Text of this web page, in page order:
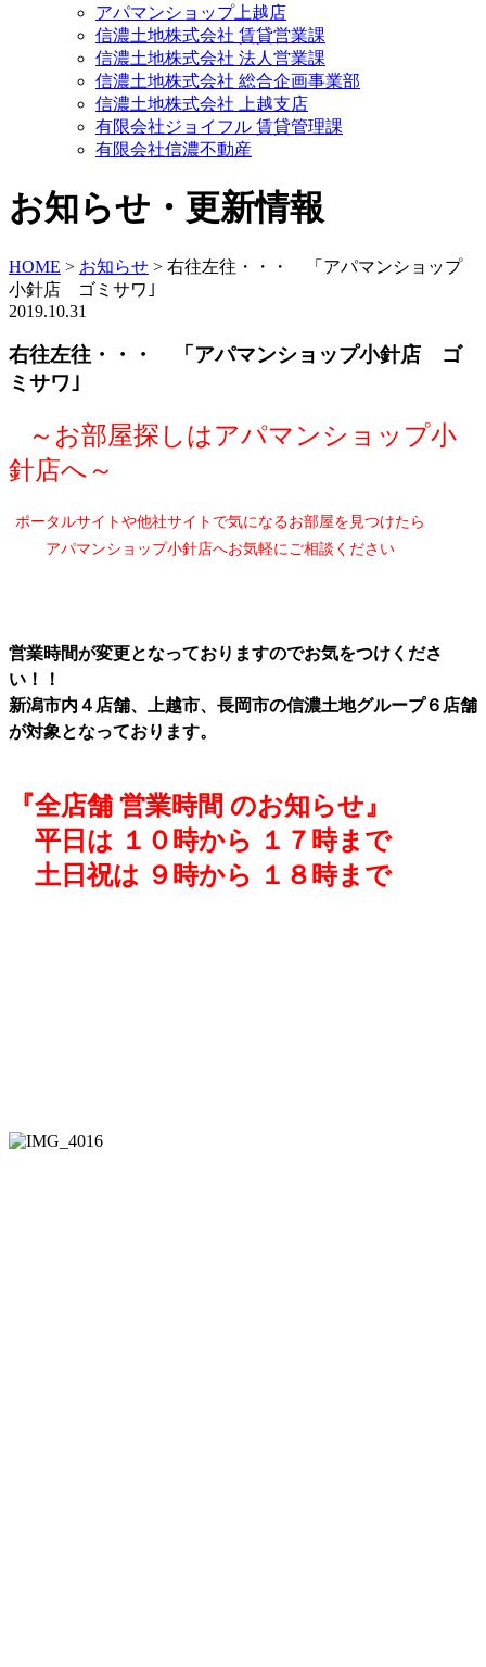
アパマンショップ上越店
信濃土地株式会社 賃貸営業課
信濃土地株式会社 法人営業課
信濃土地株式会社 総合企画事業部
信濃土地株式会社 上越支店
有限会社ジョイフル 賃貸管理課
有限会社信濃不動産
お知らせ・更新情報
HOME > お知らせ > 右往左往・・・ 「アパマンショップ
小針店 ゴミサワ｣
2019.10.31
右往左往・・・ 「アパマンショップ小針店 ゴ
ミサワ｣
～お部屋探しはアパマンショップ小
針店へ～
ポータルサイトや他社サイトで気になるお部屋を見つけたら
アパマンショップ小針店へお気軽にご相談ください
営業時間が変更となっておりますのでお気をつけくださ
い！！
新潟市内４店舗、上越市、長岡市の信濃土地グループ６店舗
が対象となっております。
『全店舗 営業時間 のお知らせ』
平日は １０時から １７時まで
土日祝は ９時から １８時まで